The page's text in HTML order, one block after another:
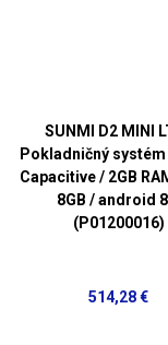
SUNMI D2 MINI
Pokladničný systém
Capacitive / 2GB
8GB / android
(P01200016)
514,28 €